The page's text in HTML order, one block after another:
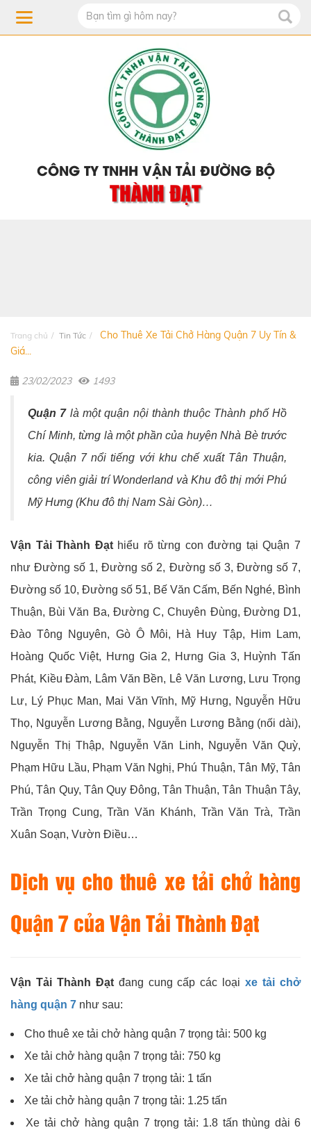
CÔNG TY TNHH VẬN TẢI ĐƯỜNG BỘ
THÀNH ĐẠT
Trang chủ Tin Tức
Cho Thuê Xe Tải Chở Hàng Quận 7 Uy Tín &
Giá...
23/02/2023 1493
Quận 7là một quận nội thành thuộc Thành phố Hồ
Chí Minh, từng là một phần của huyện Nhà Bè trước
kia. Quận 7 nổi tiếng với khu chế xuất Tân Thuận,
công viên giải trí Wonderland và Khu đô thị mới Phú
Mỹ Hưng (Khu đô thị Nam Sài Gòn)…
Vận Tải Thành Đạthiểu rõ từng con đường tại Quận 7
như Đường số 1, Đường số 2, Đường số 3, Đường số 7,
Đường số 10, Đường số 51, Bế Văn Cấm, Bến Nghé, Bình
Thuận, Bùi Văn Ba, Đường C, Chuyên Đùng, Đường D1,
Đào Tông Nguyên, Gò Ô Môi, Hà Huy Tập, Him Lam,
Hoàng Quốc Việt, Hưng Gia 2, Hưng Gia 3, Huỳnh Tấn
Phát, Kiều Đàm, Lâm Văn Bền, Lê Văn Lương, Lưu Trọng
Lư, Lý Phục Man, Mai Văn Vĩnh, Mỹ Hưng, Nguyễn Hữu
Thọ, Nguyễn Lương Bằng, Nguyễn Lương Bằng (nối dài),
Nguyễn Thị Thập, Nguyễn Văn Linh, Nguyễn Văn Quỳ,
Phạm Hữu Lầu, Phạm Văn Nghị, Phú Thuận, Tân Mỹ, Tân
Phú, Tân Quy, Tân Quy Đông, Tân Thuận, Tân Thuận Tây,
Trần Trọng Cung, Trần Văn Khánh, Trần Văn Trà, Trần
Xuân Soạn, Vườn Điều…
Dịch vụ cho thuê xe tải chở hàng
Quận 7 của Vận Tải Thành Đạt
Vận Tải Thành Đạtđang cung cấp các loạixe tải chở
hàng quận 7 như sau:
Cho thuê xe tải chở hàng quận 7 trọng tải: 500 kg
Xe tải chở hàng quận 7 trọng tải: 750 kg
Xe tải chở hàng quận 7 trọng tải: 1 tấn
Xe tải chở hàng quận 7 trọng tải: 1.25 tấn
Xe tải chở hàng quận 7 trọng tải: 1.8 tấn thùng dài 6